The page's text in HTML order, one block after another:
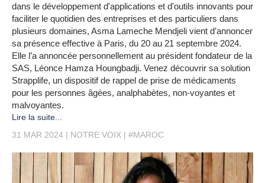
dans le développement d'applications et d'outils innovants pour
faciliter le quotidien des entreprises et des particuliers dans
plusieurs domaines, Asma Lameche Mendjeli vient d’annoncer
sa présence effective à Paris, du 20 au 21 septembre 2024.
Elle l’a annoncée personnellement au président fondateur de la
SAS, Léonce Hamza Houngbadji. Venez découvrir sa solution
Strapplife, un dispositif de rappel de prise de médicaments
pour les personnes âgées, analphabètes, non-voyantes et
malvoyantes.
Lire la suite...
31 MAR 2024
NOTRE VOIX #MAROC